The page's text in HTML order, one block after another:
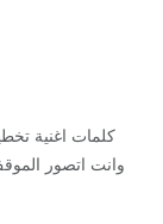
كلمات اغنية
وانت اتصور